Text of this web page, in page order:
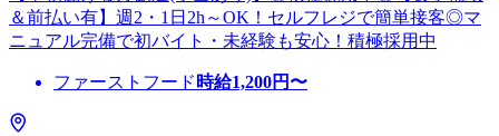
＆前払い有】週2・1日2h～OK！セルフレジで簡単接客◎マ
ニュアル完備で初バイト・未経験も安心！積極採用中
ファーストフード 時給1,200円〜